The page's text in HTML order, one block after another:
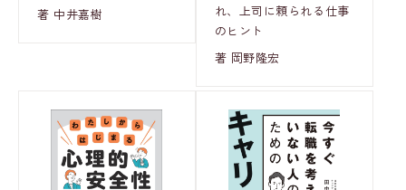
著 中井嘉樹
れ、上司に頼られる仕事
のヒント
著 岡野隆宏